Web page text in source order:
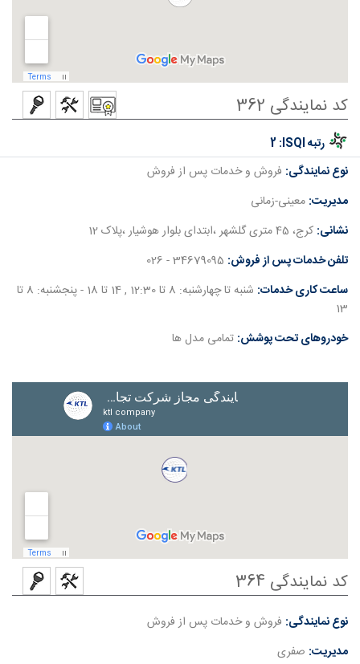
کد نمایندگی 362
رتبه ISQI:
2
نوع نمایندگی: فروش و خدمات پس از فروش
مدیریت: معینی-زمانی
نشانی: کرج، 45 متری گلشهر ،ابتدای بلوار هوشیار ،پلاک 12
تلفن خدمات پس از فروش:
ساعت کاری خدمات:
شنبه تا چهارشنبه: 8 تا 12:30 , 14 تا 18 - پنجشنبه: 8 تا
13
خودروهای تحت پوشش: تمامی مدل ها
کد نمایندگی 364
نوع نمایندگی: فروش و خدمات پس از فروش
مدیریت: صفری